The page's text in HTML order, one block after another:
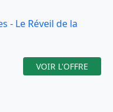
- Le Réveil de la
VOIR L'OFFRE